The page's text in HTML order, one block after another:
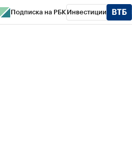
Подписка на РБК Инвестиции